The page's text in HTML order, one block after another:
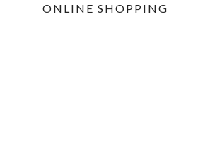
ONLINE SHOPPING